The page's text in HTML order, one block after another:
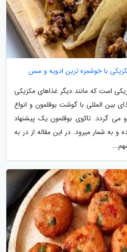
با خوشمزه ترین ادویه و سس
است که مانند دیگر غذاهای مکزیکی
بین المللی با گوشت بوقلمون و انواع
می گردد. تاکوی بوقلمون یک پیشنهاد
به شمار میرود. در این مقاله از در به